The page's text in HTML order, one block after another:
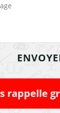
rappelle